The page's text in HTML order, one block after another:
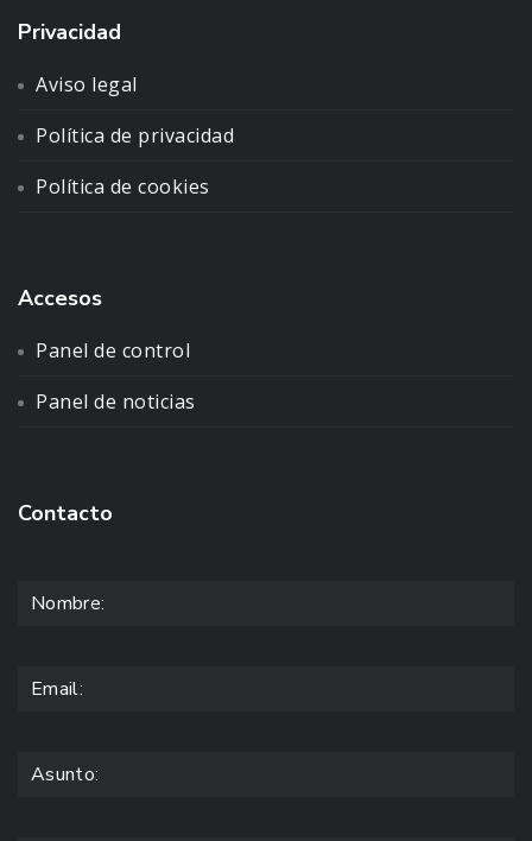
Privacidad
Aviso legal
Política de privacidad
Política de cookies
Accesos
Panel de control
Panel de noticias
Contacto